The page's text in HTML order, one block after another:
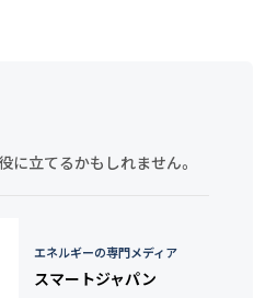
に立てるかもしれません。
エネルギーの専門メディア
スマートジャパン